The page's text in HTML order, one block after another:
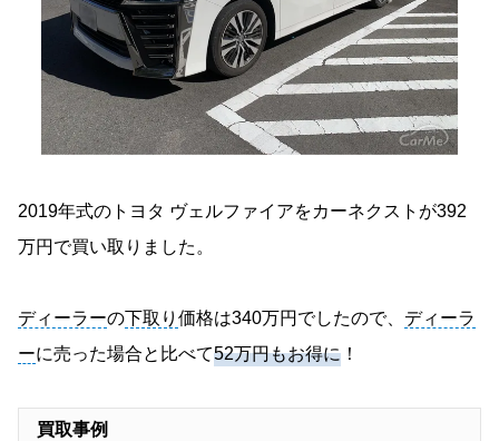
2019年式のトヨタ ヴェルファイアをカーネクストが392
万円で買い取りました。
ディーラーの下取り 価格は340万円でしたので、 ディーラ
ーに売った場合と比べて52万円もお得に ！
買取事例